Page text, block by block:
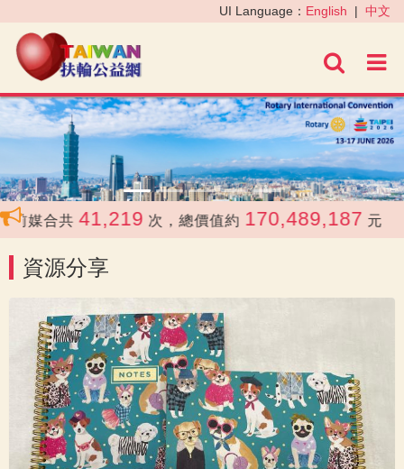
進階
UI Language： English | 中文
‹ ›
媒合共 41,219 次，總價值約 170,489,187 元
資源分享